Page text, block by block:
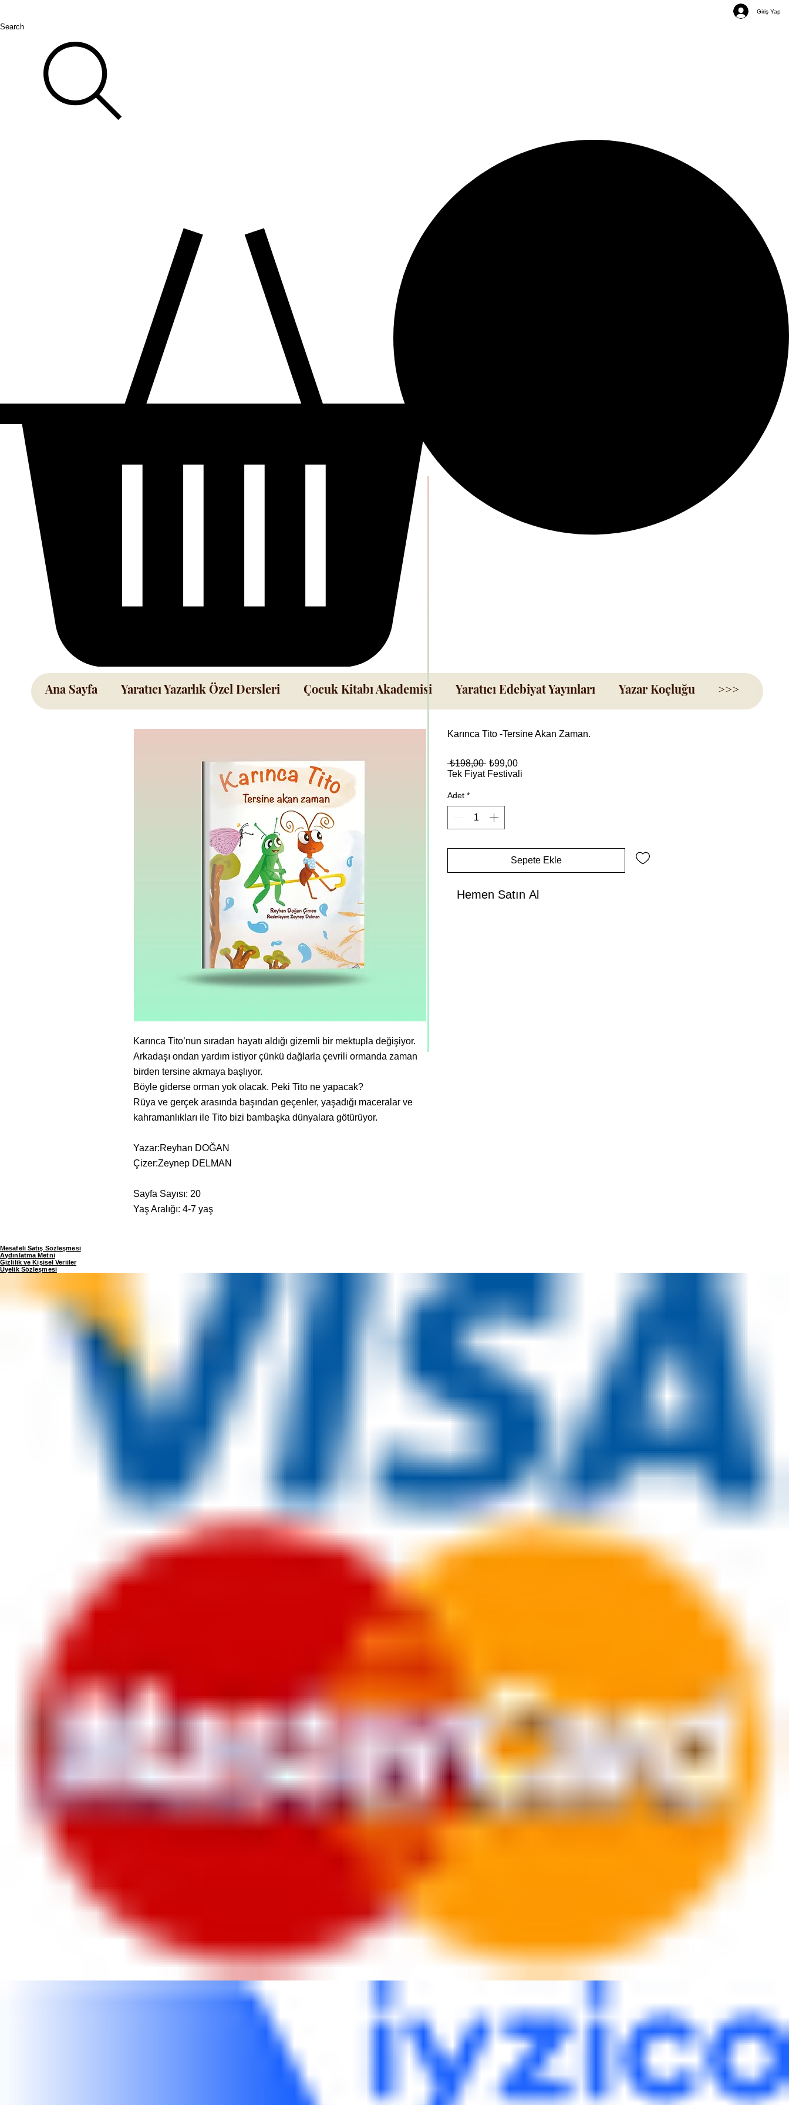
Giriş Yap
Search
Ana Sayfa Yaratıcı Yazarlık Özel Dersleri Çocuk Kitabı Akademisi Yaratıcı Edebiyat Yayınları Yazar Koçluğu >>>
Karınca Tito’nun sıradan hayatı aldığı gizemli bir mektupla değişiyor.
Arkadaşı ondan yardım istiyor çünkü dağlarla çevrili ormanda zaman
birden tersine akmaya başlıyor.
Böyle giderse orman yok olacak. Peki Tito ne yapacak?
Rüya ve gerçek arasında başından geçenler, yaşadığı maceralar ve
kahramanlıkları ile Tito bizi bambaşka dünyalara götürüyor.
Yazar:Reyhan DOĞAN
Çizer:Zeynep DELMAN
Sayfa Sayısı: 20
Yaş Aralığı: 4-7 yaş
Karınca Tito -Tersine Akan Zaman.
₺198,00 Normal
Fiyat
₺99,00İndirimli
Fiyat
Tek Fiyat Festivali
Adet *
Sepete Ekle
Hemen Satın Al
Mesafeli Satış Sözleşmesi
Aydınlatma Metni
Gizlilik ve Kişisel Veriiler
Üyelik Sözleşmesi